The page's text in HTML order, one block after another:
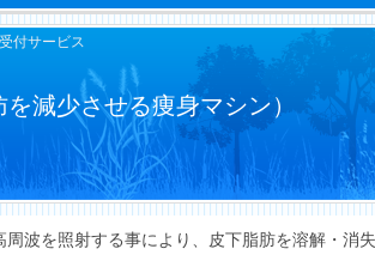
付サービス
減少させる痩身マシン）
波を照射する事により、皮下脂肪を溶解・消失